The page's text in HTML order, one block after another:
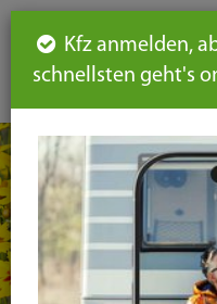
Seiteninhalt
Hauptnavigation
Seitennavigation
leichte
Sprache
Kfz anmelden,
schnellsten geht's